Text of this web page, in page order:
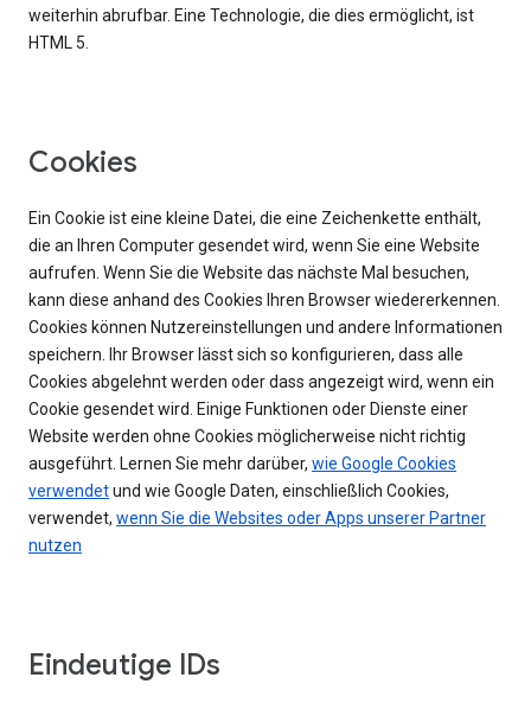
weiterhin abrufbar. Eine Technologie, die dies ermöglicht, ist
HTML 5.
Cookies
Ein Cookie ist eine kleine Datei, die eine Zeichenkette enthält,
die an Ihren Computer gesendet wird, wenn Sie eine Website
aufrufen. Wenn Sie die Website das nächste Mal besuchen,
kann diese anhand des Cookies Ihren Browser wiedererkennen.
Cookies können Nutzereinstellungen und andere Informationen
speichern. Ihr Browser lässt sich so konfigurieren, dass alle
Cookies abgelehnt werden oder dass angezeigt wird, wenn ein
Cookie gesendet wird. Einige Funktionen oder Dienste einer
Website werden ohne Cookies möglicherweise nicht richtig
ausgeführt. Lernen Sie mehr darüber, wie Google Cookies
verwendetund wie Google Daten, einschließlich Cookies,
verwendet, wenn Sie die Websites oder Apps unserer Partner
nutzen
Eindeutige IDs